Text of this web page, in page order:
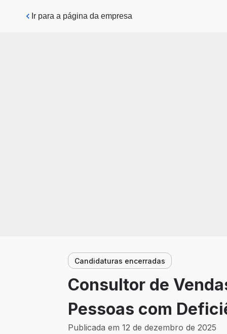
Pular para o conteúdo principal
Ir para a página da empresa
Candidaturas encerradas
Consultor de
Pessoas com
Publicada em 12 de dezembro de 2025